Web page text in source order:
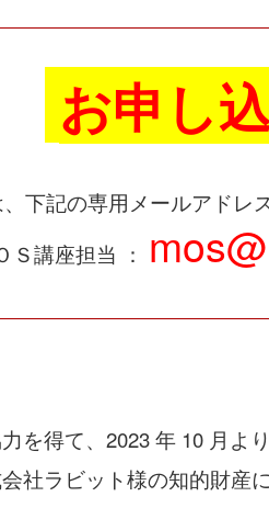
お申し
下記の専用メールアドレ
Ｓ講座担当 ：
得て、2023 年 10 月よ
社ラビット様の知的財産に